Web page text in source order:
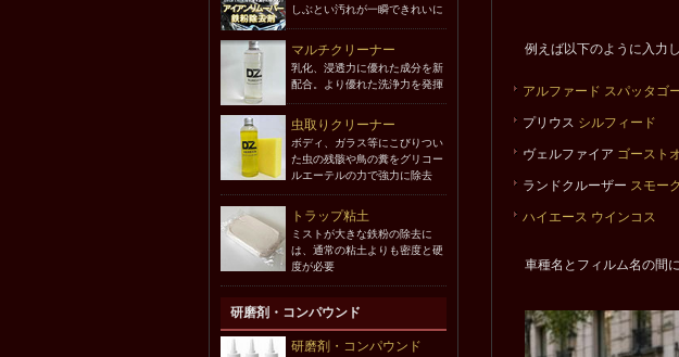
例えば以下のように入力
アルファード スパッタゴ
プリウス シルフィード
ヴェルファイア ゴースト
ランドクルーザー スモー
ハイエース ウインコス
車種名とフィルム名の間
しぶとい汚れが一瞬できれいに
マルチクリーナー
乳化、浸透力に優れた成分を新
配合。より優れた洗浄力を発揮
虫取りクリーナー
ボディ、ガラス等にこびりつい
た虫の残骸や鳥の糞をグリコー
ルエーテルの力で強力に除去
トラップ粘土
ミストが大きな鉄粉の除去に
は、通常の粘土よりも密度と硬
度が必要
研磨剤・コンパウンド
研磨剤・コンパウンド